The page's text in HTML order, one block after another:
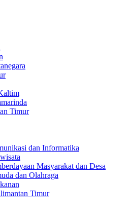
Timur
dan Informatika
Masyarakat dan Desa
dan Olahraga
Timur